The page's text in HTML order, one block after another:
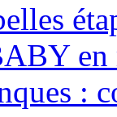
en
: